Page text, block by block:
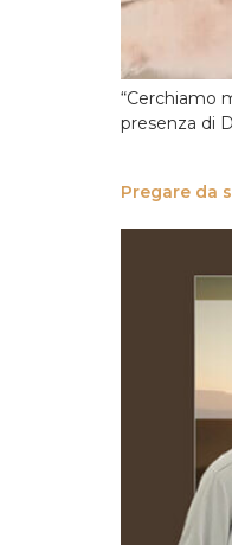
“Cerchiamo
presenza di
Pregare da